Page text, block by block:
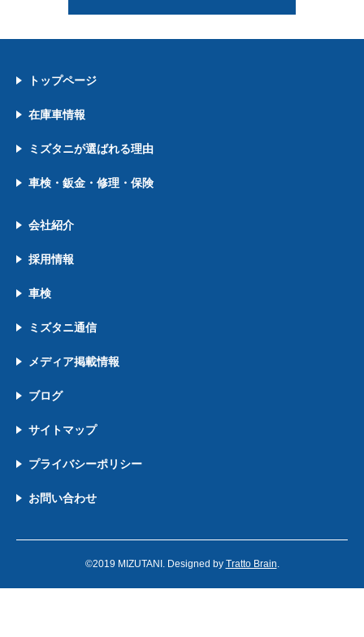
トップページ
在庫車情報
ミズタニが選ばれる理由
車検・鈑金・修理・保険
会社紹介
採用情報
車検
ミズタニ通信
メディア掲載情報
ブログ
サイトマップ
プライバシーポリシー
お問い合わせ
©2019 MIZUTANI. Designed by Tratto Brain.